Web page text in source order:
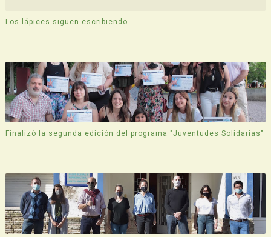
Los lápices siguen escribiendo
Finalizó la segunda edición del programa "Juventudes Solidarias"